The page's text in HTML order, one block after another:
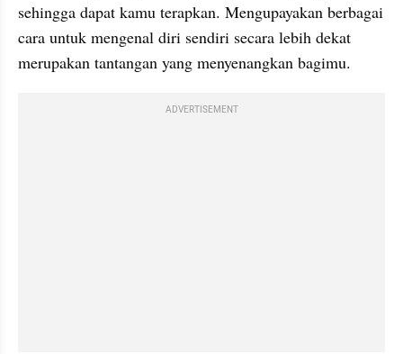
sehingga dapat kamu terapkan. Mengupayakan berbagai
cara untuk mengenal diri sendiri secara lebih dekat
merupakan tantangan yang menyenangkan bagimu.
ADVERTISEMENT